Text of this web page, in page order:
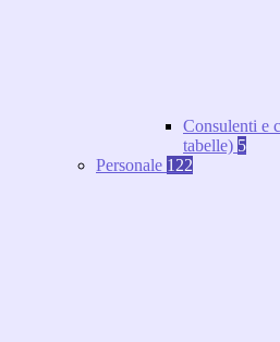
Consulenti e
tabelle) 5
Personale 122